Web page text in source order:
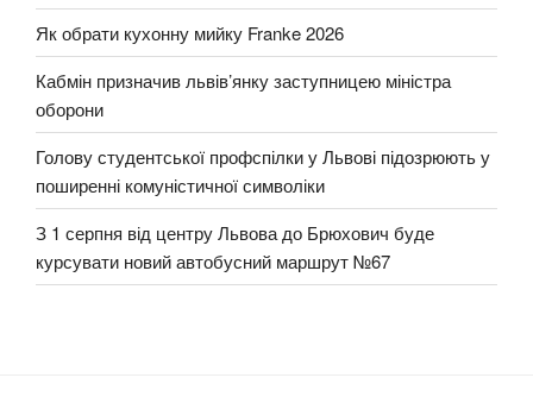
Як обрати кухонну мийку Franke 2026
Кабмін призначив львів’янку заступницею міністра
оборони
Голову студентської профспілки у Львові підозрюють у
поширенні комуністичної символіки
З 1 серпня від центру Львова до Брюхович буде
курсувати новий автобусний маршрут №67